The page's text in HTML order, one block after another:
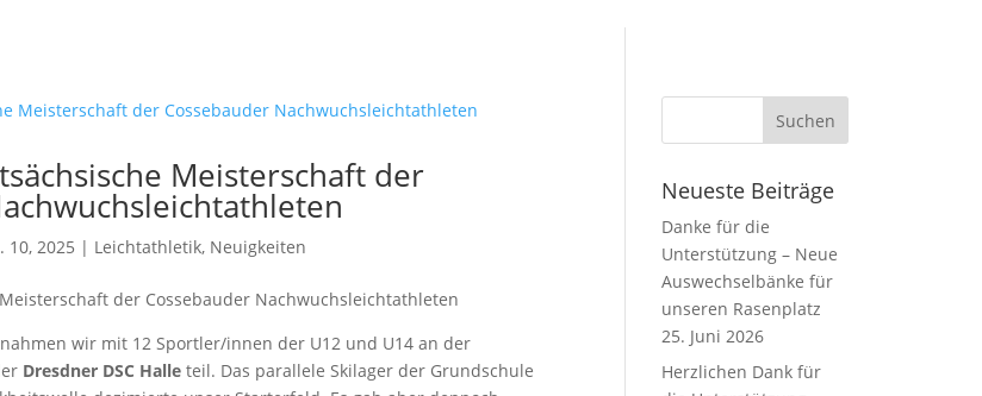
Meisterschaft der
2025 | Leichtathletik, Neuigkeiten
der Cossebauder Nachwuchsleichtathleten
nahmen wir mit 12 Sportler/innen der U12 und U14 an der
Dresdner DSC Halleteil. Das parallele Skilager der Grundschule
Neueste Beiträge
Danke für die
Unterstützung – Neue
Auswechselbänke für
unseren Rasenplatz
25. Juni 2026
Herzlichen Dank für